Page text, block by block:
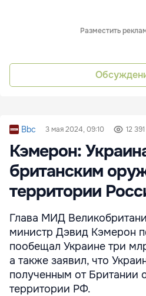
Разместить
Bbc 3 мая 2024, 09:10 12 391
Кэмерон:
британским
территории
Глава МИД
министр Дэвид Кэмерон
пообещал Украине три
а также заявил, что
полученным от Британии
территории РФ.